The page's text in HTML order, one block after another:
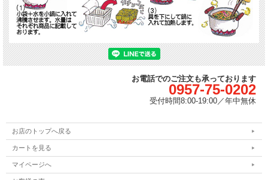
お電話でのご注文も承っております
0957-75-0202
受付時間8:00-19:00／年中無休
お店のトップへ戻る
カートを見る
マイページへ